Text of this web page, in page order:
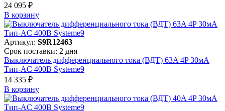
24 095 ₽
В корзинy
Артикул: S9R12463
Срок поставки: 2 дня
Выключатель дифференциального тока (ВДТ) 63A 4P 30мА
Тип-AC 400В Systeme9
14 335 ₽
В корзинy